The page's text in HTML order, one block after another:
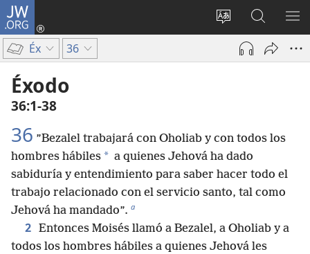
JW.ORG
Cambiar
idioma
del sitio
Iniciar
sesión
en
jw.org
Éx 36
Éxodo
36:1-38
36 ”Bezalel trabajará con Oholiab y con todos los
hombres hábiles * a quienes Jehová ha dado
sabiduría y entendimiento para saber hacer todo el
trabajo relacionado con el servicio santo, tal como
Jehová ha mandado”. a
2 Entonces Moisés llamó a Bezalel, a Oholiab y a
todos los hombres hábiles a quienes Jehová les